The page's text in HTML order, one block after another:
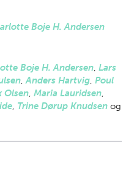
Boje H. Andersen
Boje H. Andersen, Lars
,Anders Hartvig, Poul
Olsen, Maria Lauridsen,
, Trine Dørup Knudsen og